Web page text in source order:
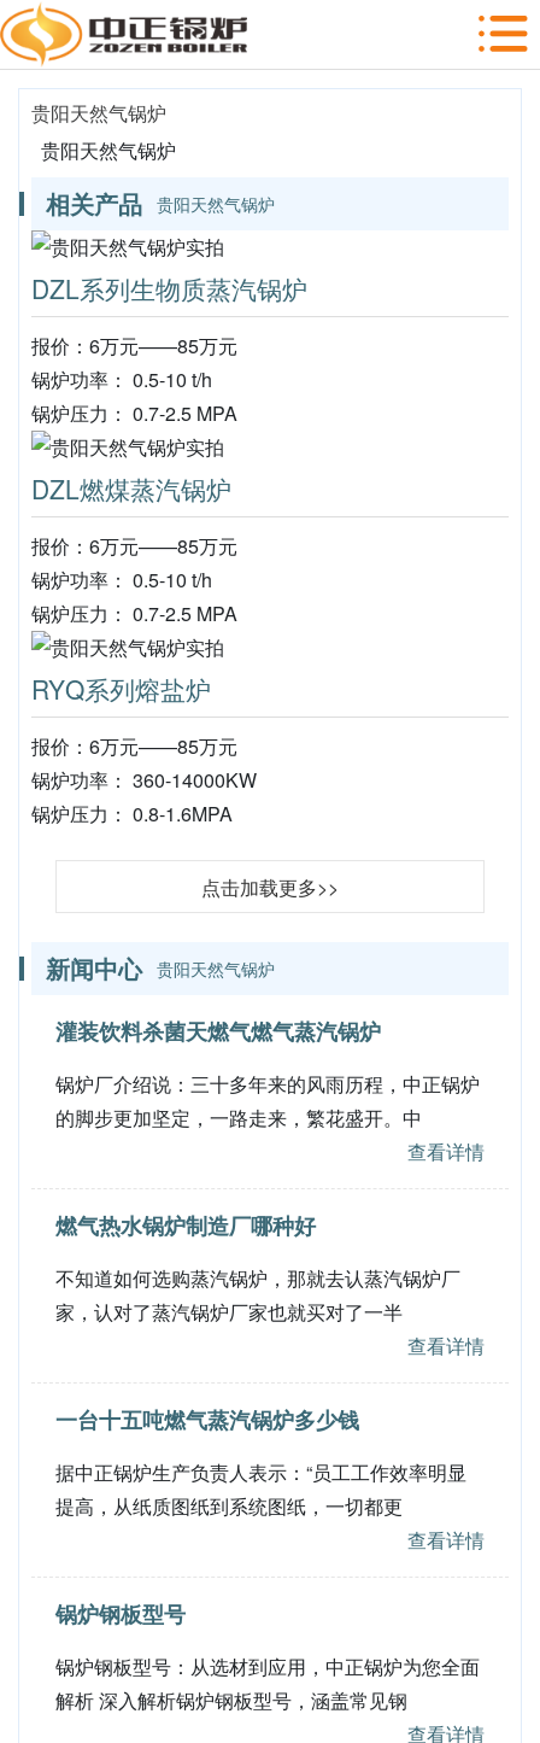
贵阳天然气锅炉
贵阳天然气锅炉
相关产品 贵阳天然气锅炉
DZL系列生物质蒸汽锅炉
报价：6万元——85万元
锅炉功率： 0.5-10 t/h
锅炉压力： 0.7-2.5 MPA
DZL燃煤蒸汽锅炉
报价：6万元——85万元
锅炉功率： 0.5-10 t/h
锅炉压力： 0.7-2.5 MPA
RYQ系列熔盐炉
报价：6万元——85万元
锅炉功率： 360-14000KW
锅炉压力： 0.8-1.6MPA
点击加载更多>>
新闻中心 贵阳天然气锅炉
灌装饮料杀菌天燃气燃气蒸汽锅炉
锅炉厂介绍说：三十多年来的风雨历程，中正锅炉
的脚步更加坚定，一路走来，繁花盛开。中
查看详情
燃气热水锅炉制造厂哪种好
不知道如何选购蒸汽锅炉，那就去认蒸汽锅炉厂
家，认对了蒸汽锅炉厂家也就买对了一半
查看详情
一台十五吨燃气蒸汽锅炉多少钱
据中正锅炉生产负责人表示：“员工工作效率明显
提高，从纸质图纸到系统图纸，一切都更
查看详情
锅炉钢板型号
锅炉钢板型号：从选材到应用，中正锅炉为您全面
解析 深入解析锅炉钢板型号，涵盖常见钢
查看详情